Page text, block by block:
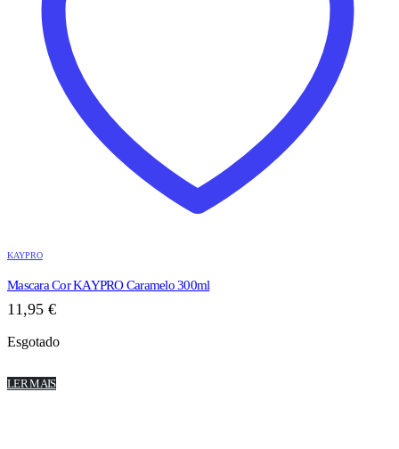
KAYPRO
Mascara Cor KAYPRO Caramelo 300ml
11,95 €
Esgotado
LER MAIS